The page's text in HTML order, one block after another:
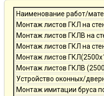
Наименование работ/
Монтаж листов ГКЛ на
Монтаж листов ГКЛВ на
Монтаж листов ГКЛ на
Монтаж листов
Монтаж листов ГКЛВ
Устройство оконных/
Монтаж имитации бруса